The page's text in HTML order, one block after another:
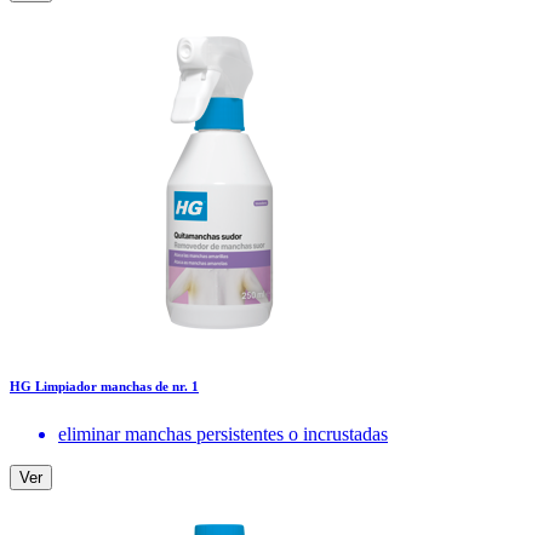
HG Limpiador manchas de nr. 1
eliminar manchas persistentes o incrustadas
Ver